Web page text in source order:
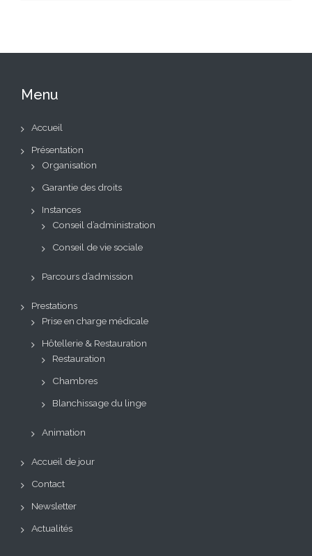
Menu
Accueil
Présentation
Organisation
Garantie des droits
Instances
Conseil d’administration
Conseil de vie sociale
Parcours d’admission
Prestations
Prise en charge médicale
Hôtellerie & Restauration
Restauration
Chambres
Blanchissage du linge
Animation
Accueil de jour
Contact
Newsletter
Actualités